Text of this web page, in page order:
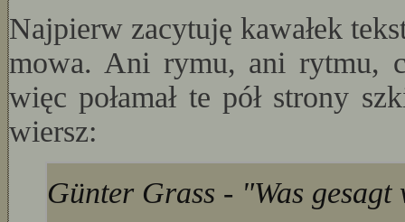
Najpierw zacytuję kawałek
mowa. Ani rymu, ani rytmu,
więc połamał te pół strony
wiersz:
Günter Grass - "Was gesagt